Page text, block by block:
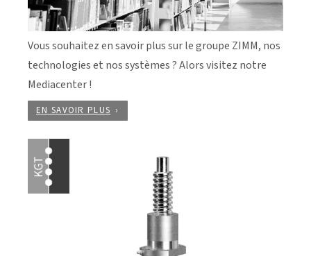
Vous souhaitez en savoir plus sur le groupe ZIMM, nos
technologies et nos systèmes ? Alors visitez notre
Mediacenter !
EN SAVOIR PLUS